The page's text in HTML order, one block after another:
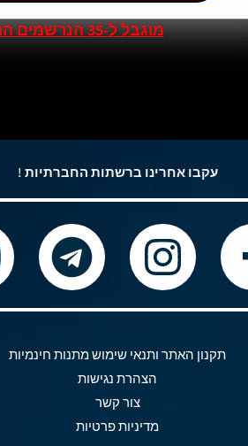
מוגבל ל-35 הנרשמים הראשונים!
עקבו אחרינו ברשתות החברתיות !
I
n
s
t
a
T
e
l
e
תקנון האתר ותנאי שימוש מתנות חינמיות
הצהרת נגישות
צור קשר
מדיניות פרטיות